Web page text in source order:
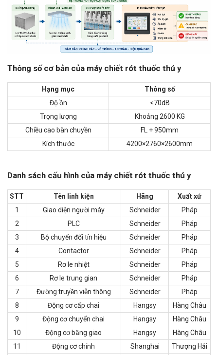
Thông số cơ bản của máy chiết rót thuốc thú y
Hạng mục
Thông số
Độ ồn
<70dB
Trọng lượng
Khoảng 2600 KG
Chiều cao bàn chuyền
FL + 950mm
Kích thước
4200×2760×2600mm
Danh sách cấu hình của máy chiết rót thuốc thú y
STT Tên linh kiện Hãng
Xuất xứ
1
Giao diện người máy Schneider
Pháp
2
PLC Schneider
Pháp
3
Bộ chuyển đổi tín hiệu Schneider
Pháp
4
Contactor Schneider
Pháp
5
Rơ le nhiệt Schneider
Pháp
6
Rơ le trung gian Schneider
Pháp
7
Đường truyền viễn thông Schneider
Pháp
8
Động cơ cấp chai Hangsу
Hàng Châu
9
Động cơ chuyển chai Hangsу
Hàng Châu
10
Động cơ băng giao Hangsу
Hàng Châu
11
Động cơ chính Shanghai
Thượng Hải